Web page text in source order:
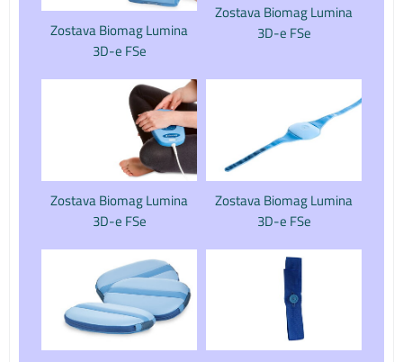
Zostava Biomag Lumina
3D-e FSe
Zostava Biomag Lumina
3D-e FSe
Zostava Biomag Lumina
3D-e FSe
Zostava Biomag Lumina
3D-e FSe